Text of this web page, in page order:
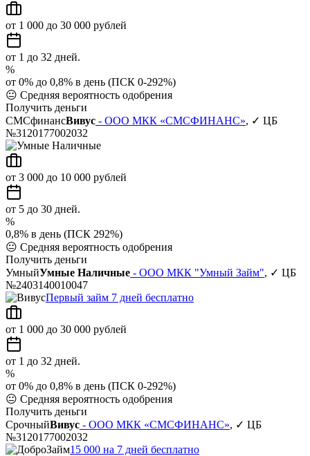
от 1 000 до 30 000 рублей
от 1 до 32 дней.
%
от 0% до 0,8% в день (ПСК 0-292%)
😐 Средняя вероятность одобрения
Получить деньги
СМСфинансВивус - ООО МКК «СМСФИНАНС», ✓ ЦБ
№3120177002032
от 3 000 до 10 000 рублей
от 5 до 30 дней.
%
0,8% в день (ПСК 292%)
😐 Средняя вероятность одобрения
Получить деньги
УмныйУмные Наличные - ООО МКК "Умный Займ", ✓ ЦБ
№2403140010047
Первый займ 7 дней бесплатно
от 1 000 до 30 000 рублей
от 1 до 32 дней.
%
от 0% до 0,8% в день (ПСК 0-292%)
😐 Средняя вероятность одобрения
Получить деньги
СрочныйВивус - ООО МКК «СМСФИНАНС», ✓ ЦБ
№3120177002032
15 000 на 7 дней бесплатно